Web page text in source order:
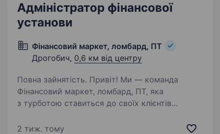
Адміністратор фінансової
установи
Фінансовий маркет, ломбард, ПТ
Дрогобич, 0,6 км від центру
Повна зайнятість. Привіт! Ми — команда
Фінансовий маркет, ломбард, ПТ, яка
з турботою ставиться до своїх клієнтів
послуг. Запрошуємо приєднатися до нас
2 тиж. тому